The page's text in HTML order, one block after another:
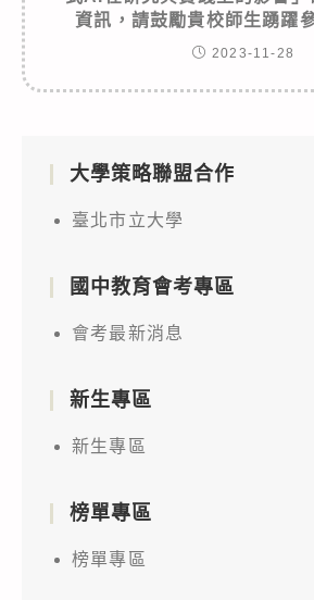
資訊，請鼓勵貴校師生踴躍
2023-11-28
大學策略聯盟合作
臺北市立大學
國中教育會考專區
會考最新消息
新生專區
新生專區
榜單專區
榜單專區